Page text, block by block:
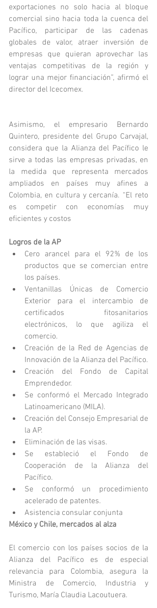
exportaciones no solo hacia al bloque
comercial sino hacia toda la cuenca del
Pacífico, participar de las cadenas
globales de valor, atraer inversión de
empresas que quieran aprovechar las
ventajas competitivas de la región y
lograr una mejor financiación”, afirmó el
director del Icecomex.
Asimismo, el empresario Bernardo
Quintero, presidente del Grupo Carvajal,
considera que la Alianza del Pacífico le
sirve a todas las empresas privadas, en
la medida que representa mercados
ampliados en países muy afines a
Colombia, en cultura y cercanía. “El reto
es competir con economías muy
eficientes y costos
Logros de la AP
Cero arancel para el 92% de los
productos que se comercian entre
los países.
Ventanillas Únicas de Comercio
Exterior para el intercambio de
certificados fitosanitarios
electrónicos, lo que agiliza el
comercio.
Creación de la Red de Agencias de
Innovación de la Alianza del Pacífico.
Creación del Fondo de Capital
Emprendedor.
Se conformó el Mercado Integrado
Latinoamericano (MILA).
Creación del Consejo Empresarial de
la AP.
Eliminación de las visas.
Se estableció el Fondo de
Cooperación de la Alianza del
Pacífico.
Se conformó un procedimiento
acelerado de patentes.
Asistencia consular conjunta
México y Chile, mercados al alza
El comercio con los países socios de la
Alianza del Pacífico es de especial
relevancia para Colombia, asegura la
Ministra de Comercio, Industria y
Turismo, María Claudia Lacoutuera.